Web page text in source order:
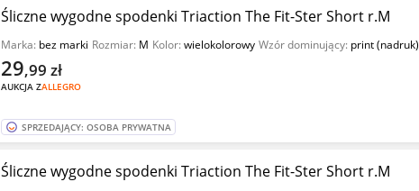
Śliczne wygodne spodenki Triaction The Fit-Ster Short r.M
Marka: bez marki Rozmiar: M Kolor:wielokolorowy Wzór dominujący: print (nadruk)
AUKCJA ZALLEGRO
29,99 zł
SPRZEDAJĄCY: OSOBA PRYWATNA
Śliczne wygodne spodenki Triaction The Fit-Ster Short r.M